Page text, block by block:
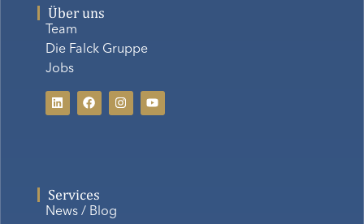
Über uns
Team
Die Falck Gruppe
Jobs
Services
News / Blog